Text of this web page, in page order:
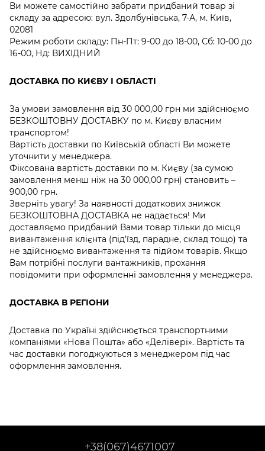
Ви можете самостійно забрати придбаний товар зі
складу за адресою: вул. Здолбунівська, 7-А, м. Київ,
02081
Режим роботи складу: Пн-Пт: 9-00 до 18-00, Сб: 10-00 до
16-00, Нд: ВИХІДНИЙ
ДОСТАВКА ПО КИЄВУ І ОБЛАСТІ
За умови замовлення від 30 000,00 грн ми здійснюємо
БЕЗКОШТОВНУ ДОСТАВКУ по м. Києву власним
транспортом!
Вартість доставки по Київській області Ви можете
уточнити у менеджера.
Фіксована вартість доставки по м. Києву (за сумою
замовлення менш ніж на 30 000,00 грн) становить –
900,00 грн.
Зверніть увагу! За наявності додаткових знижок
БЕЗКОШТОВНА ДОСТАВКА не надається! Ми
доставляємо придбаний Вами товар тільки до місця
вивантаження клієнта (під'їзд, парадне, склад тощо) та
не здійснюємо вивантаження та підйом товарів. Якщо
Вам потрібні послуги вантажників, прохання
повідомити при оформленні замовлення у менеджера.
ДОСТАВКА В РЕГІОНИ
Доставка по Україні здійснюється транспортними
компаніями «Нова Пошта» або «Делівері». Вартість та
час доставки погоджуються з менеджером під час
оформлення замовлення.
+38(067)4671007